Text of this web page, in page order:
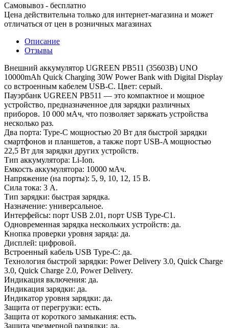
Самовывоз - бесплатно
Цена действительна только для интернет-магазина и может
отличаться от цен в розничных магазинах
Описание
Отзывы
Внешний аккумулятор UGREEN PB511 (35603B) UNO
10000mAh Quick Charging 30W Power Bank with Digital Display
со встроенным кабелем USB-C. Цвет: серый.
Пауэрбанк UGREEN PB511 — это компактное и мощное
устройство, предназначенное для зарядки различных
приборов. 10 000 мАч, что позволяет заряжать устройства
несколько раз.
Два порта: Type-C мощностью 20 Вт для быстрой зарядки
смартфонов и планшетов, а также порт USB-A мощностью
22,5 Вт для зарядки других устройств.
Тип аккумулятора: Li-Ion.
Емкость аккумулятора: 10000 мАч.
Напряжение (на порты): 5, 9, 10, 12, 15 В.
Сила тока: 3 А.
Тип зарядки: быстрая зарядка.
Назначение: универсальное.
Интерфейсы: порт USB 2.01, порт USB Type-С1.
Одновременная зарядка нескольких устройств: да.
Кнопка проверки уровня заряда: да.
Дисплей: цифровой.
Встроенный кабель USB Type-C: да.
Технология быстрой зарядки: Power Delivery 3.0, Quick Charge
3.0, Quick Charge 2.0, Power Delivery.
Индикация включения: да.
Индикация зарядки: да.
Индикатор уровня зарядки: да.
Защита от перегрузки: есть.
Защита от короткого замыкания: есть.
Защита чрезмерной разрядки: да.